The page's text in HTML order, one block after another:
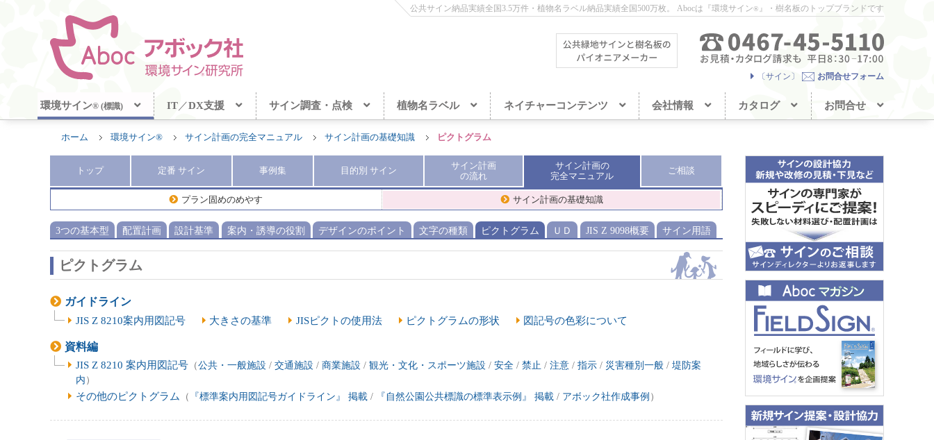
公共サイン納品実績全国3.5万件・植物名ラベル納品実績全国500万枚。 Abocは『環境サイン® 』・樹名板のトップブランドです
〔サイン〕 お問合せフォーム
環境サイン® (標識) IT／DX支援 サイン調査・点検 植物名ラベル ネイチャーコンテンツ 会社情報 カタログ お問合せ
ホーム 環境サイン® サイン計画の完全マニュアル サイン計画の基礎知識 ピクトグラム
トップ 定番 サイン 事例集 目的別 サイン
サイン計画
の流れ
サイン計画の
完全マニュアル
ご相談
プラン固めのめやす サイン計画の基礎知識
3つの基本型 配置計画 設計基準 案内・誘導の役割 デザインのポイント 文字の種類 ピクトグラム ＵＤ JIS Z 9098概要 サイン用語
ピクトグラム
ガイドライン
JIS Z 8210案内用図記号
大きさの基準 JISピクトの使用法 ピクトグラムの形状 図記号の色彩について
資料編
JIS Z 8210 案内用図記号（公共・一般施設 / 交通施設 / 商業施設 / 観光・文化・スポーツ施設 / 安全/ 禁止 / 注意/ 指示/ 災害種別一般/ 堤防案
内 ）
その他のピクトグラム （ 『標準案内用図記号ガイドライン』 掲載/ 『自然公園公共標識の標準表示例』 掲載/ アボック社作成事例 ）